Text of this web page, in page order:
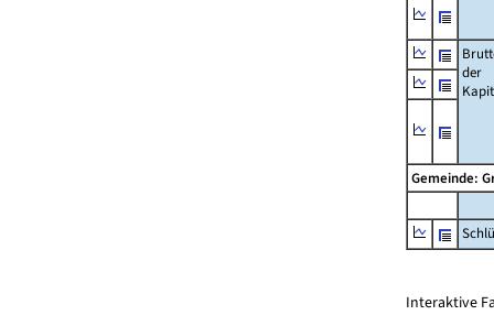
der
Gemeinde:
Interaktive